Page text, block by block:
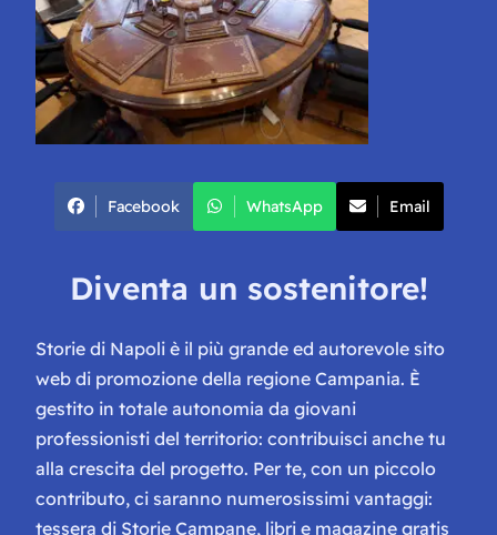
Facebook WhatsApp Email
Diventa un sostenitore!
Storie di Napoli è il più grande ed autorevole sito
web di promozione della regione Campania. È
gestito in totale autonomia da giovani
professionisti del territorio: contribuisci anche tu
alla crescita del progetto. Per te, con un piccolo
contributo, ci saranno numerosissimi vantaggi:
tessera di Storie Campane, libri e magazine gratis